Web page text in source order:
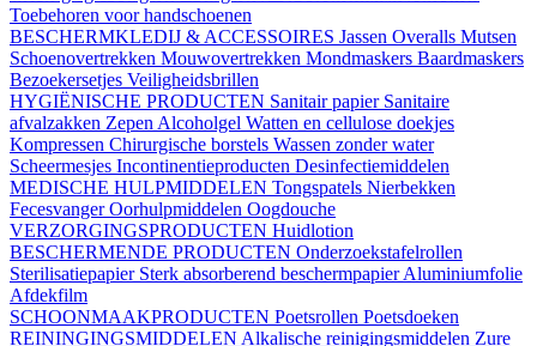
Toebehoren voor handschoenen
BESCHERMKLEDIJ & ACCESSOIRES Jassen Overalls Mutsen
Schoenovertrekken Mouwovertrekken Mondmaskers Baardmaskers
Bezoekersetjes Veiligheidsbrillen
HYGIËNISCHE PRODUCTEN Sanitair papier Sanitaire
afvalzakken Zepen Alcoholgel Watten en cellulose doekjes
Kompressen Chirurgische borstels Wassen zonder water
Scheermesjes Incontinentieproducten Desinfectiemiddelen
MEDISCHE HULPMIDDELEN Tongspatels Nierbekken
FecesvangerOorhulpmiddelen Oogdouche
VERZORGINGSPRODUCTEN Huidlotion
BESCHERMENDE PRODUCTEN Onderzoekstafelrollen
Sterilisatiepapier Sterk absorberend beschermpapierAluminiumfolie
Afdekfilm
SCHOONMAAKPRODUCTEN Poetsrollen Poetsdoeken
REININGINGSMIDDELEN Alkalische reinigingsmiddelen Zure